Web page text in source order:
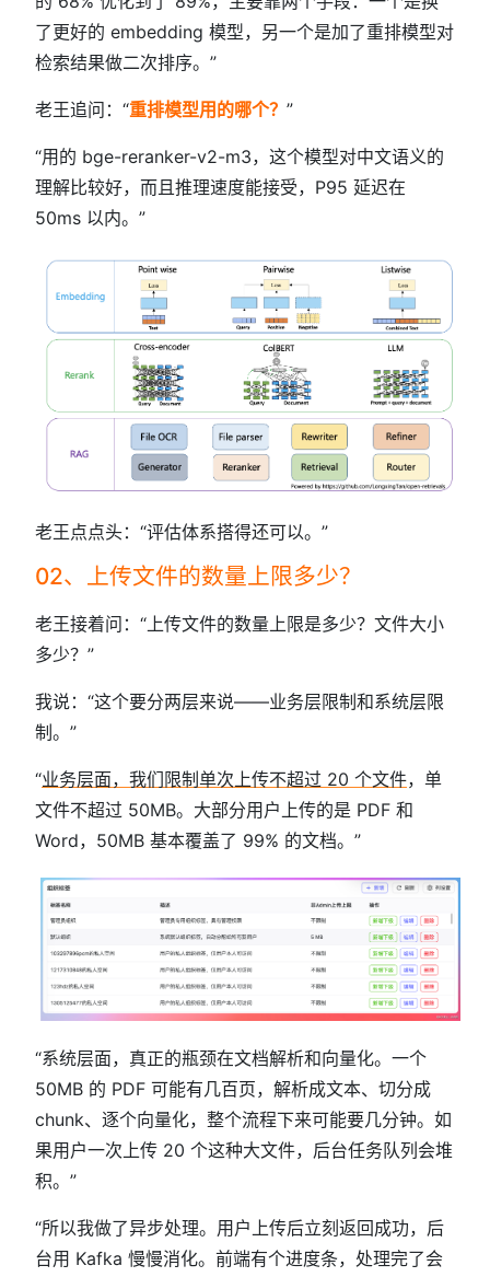
了更好的 embedding 模型，另一个是加了重排模型对
检索结果做二次排序。”
老王追问：“重排模型用的哪个？ ”
“用的 bge-reranker-v2-m3，这个模型对中文语义的
理解比较好，而且推理速度能接受，P95 延迟在
50ms 以内。”
老王点点头：“评估体系搭得还可以。”
02、上传文件的数量上限多少？
老王接着问：“上传文件的数量上限是多少？文件大小
多少？”
我说：“这个要分两层来说——业务层限制和系统层限
制。”
“业务层面，我们限制单次上传不超过 20 个文件，单
文件不超过 50MB。大部分用户上传的是 PDF 和
Word，50MB 基本覆盖了 99% 的文档。”
“系统层面，真正的瓶颈在文档解析和向量化。一个
50MB 的 PDF 可能有几百页，解析成文本、切分成
chunk、逐个向量化，整个流程下来可能要几分钟。如
果用户一次上传 20 个这种大文件，后台任务队列会堆
积。”
“所以我做了异步处理。用户上传后立刻返回成功，后
台用 Kafka 慢慢消化。前端有个进度条，处理完了会